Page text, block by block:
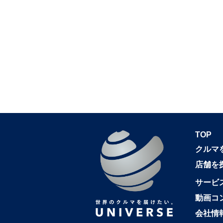
TOP
クルマ
店舗を
サービ
動画コ
会社情